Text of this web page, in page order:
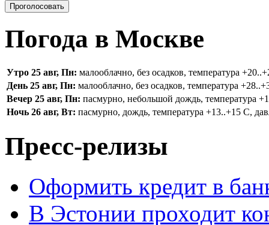
Погода в Москве
Утро 25 авг, Пн: малооблачно, без осадков, температура
День 25 авг, Пн: малооблачно, без осадков, температура
Вечер 25 авг, Пн: пасмурно, небольшой дождь, температура
Ночь 26 авг, Вт: пасмурно, дождь, температура +13..+15 С,
Пресс-релизы
Оформить кредит в
В Эстонии проходит